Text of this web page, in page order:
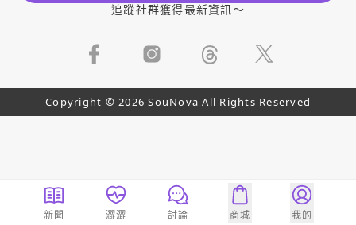
追蹤社群獲得最新資訊～
Copyright © 2026 SouNova All Rights Reserved
新聞 澀澀 討論 商城 我的